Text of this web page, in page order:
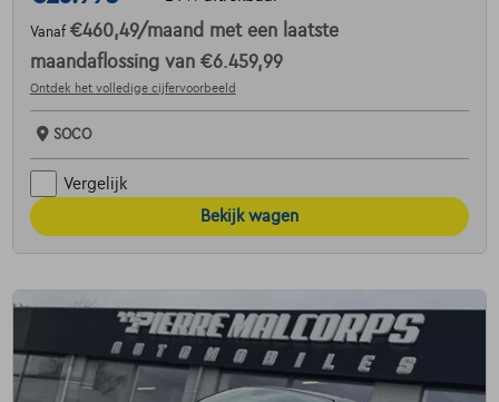
Vanaf €460,49/maand met een laatste
maandaflossing van €6.459,99
Ontdek het volledige cijfervoorbeeld
SOCO
Vergelijk
Bekijk wagen